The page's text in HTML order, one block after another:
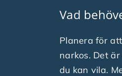
Vad
Planera för
narkos. Det
du kan vila.